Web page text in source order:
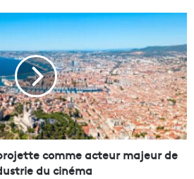
comme acteur majeur de
du cinéma